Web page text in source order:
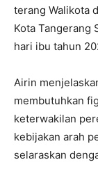
terang Walikota
Kota Tangerang
hari ibu tahun
Airin
membutuhkan
keterwakilan
kebijakan arah
selaraskan